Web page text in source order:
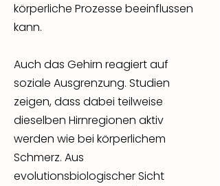
körperliche Prozesse beeinflussen
kann.
Auch das Gehirn reagiert auf
soziale Ausgrenzung. Studien
zeigen, dass dabei teilweise
dieselben Hirnregionen aktiv
werden wie bei körperlichem
Schmerz. Aus
evolutionsbiologischer Sicht